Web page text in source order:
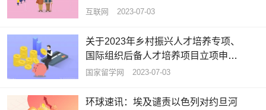
互联网 2023-07-03
关于2023年乡村振兴人才培养专项、
国际组织后备人才培养项目立项申报
工作的通知
国家留学网 2023-07-03
环球速讯：埃及谴责以色列对约旦河